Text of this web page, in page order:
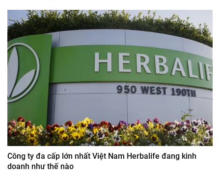
Công ty đa cấp lớn nhất Việt Nam Herbalife đang kinh
doanh như thế nào